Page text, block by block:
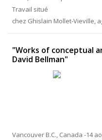
Travail situé
chez Ghislain Mollet-Vieville,
"Works of conceptual
David Bellman"
Vancouver B.C., Canada -14